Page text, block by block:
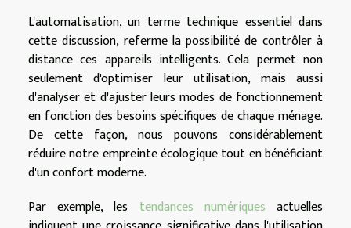
L'automatisation, un terme technique essentiel dans
cette discussion, referme la possibilité de contrôler à
distance ces appareils intelligents. Cela permet non
seulement d'optimiser leur utilisation, mais aussi
d'analyser et d'ajuster leurs modes de fonctionnement
en fonction des besoins spécifiques de chaque ménage.
De cette façon, nous pouvons considérablement
réduire notre empreinte écologique tout en bénéficiant
d'un confort moderne.
Par exemple, les tendances numériques actuelles